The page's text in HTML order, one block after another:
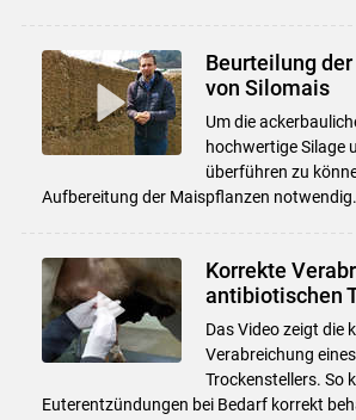
Beurteilung
von Silomais
Um die
hochwertige Silage
überführen zu
Aufbereitung der Maispflanzen notwendig.
Korrekte
antibiotischen
Das Video zeigt die
Verabreichung
Trockenstellers. So
Euterentzündungen bei Bedarf korrekt